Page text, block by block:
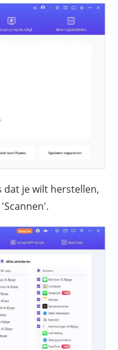
dat je wilt herstellen,